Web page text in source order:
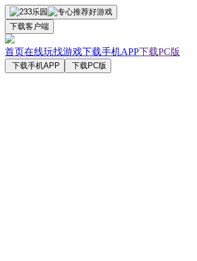
下载客户端
首页在线玩找游戏下载手机APP下载PC版
下载手机APP 下载PC版